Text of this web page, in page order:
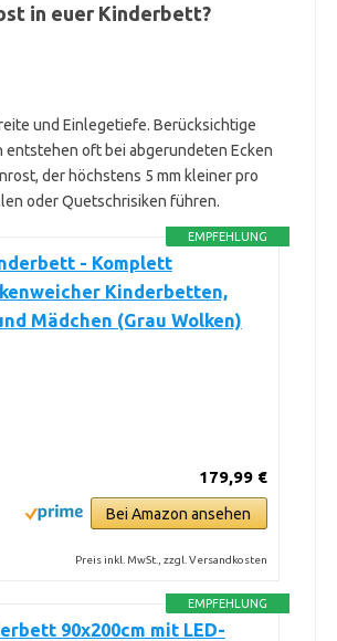
in euer Kinderbett?
und Einlegetiefe. Berücksichtige
entstehen oft bei abgerundeten Ecken
der höchstens 5 mm kleiner pro
oder Quetschrisiken führen.
EMPFEHLUNG
- Komplett
Kinderbetten,
Mädchen (Grau Wolken)
179,99 €
Bei Amazon ansehen
Preis inkl. MwSt., zzgl. Versandkosten
EMPFEHLUNG
90x200cm mit LED-